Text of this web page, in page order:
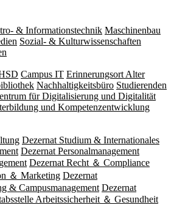
& Informationstechnik Maschinenbau
Sozial- & Kulturwissenschaften
Campus IT Erinnerungsort Alter
Nachhaltigkeitsbüro Studierenden
für Digitalisierung und Digitalität
und Kompetenzentwicklung
Dezernat Studium & Internationales
Dezernat Personalmanagement
Dezernat Recht ＆ Compliance
＆ Marketing Dezernat
& Campusmanagement Dezernat
Arbeitssicherheit ＆ Gesundheit